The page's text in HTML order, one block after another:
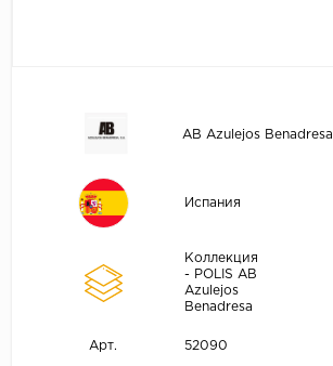
AB Azulejos Benadresa
Испания
Коллекция
- POLIS AB
Azulejos
Benadresa
Арт. 52090